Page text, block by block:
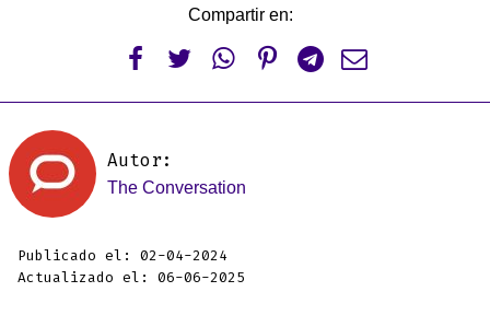
Compartir en:
     
Autor:
The Conversation
Publicado el: 02-04-2024
Actualizado el: 06-06-2025